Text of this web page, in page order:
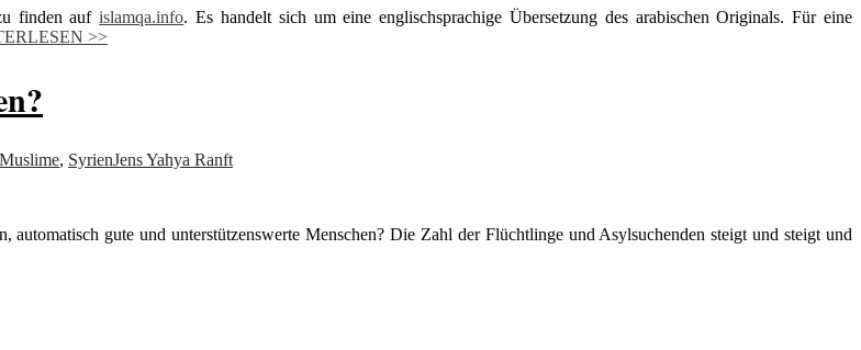
finden aufislamqa.info. Es handelt sich um eine englischsprachige Übersetzung des arabischen Originals. Für eine
>>
Muslime, SyrienJens Yahya Ranft
gute und unterstützenswerte Menschen? Die Zahl der Flüchtlinge und Asylsuchenden steigt und steigt und